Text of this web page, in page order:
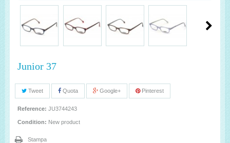
Junior 37
Tweet Quota Google+ Pinterest
Reference: JU3744243
Condition: New product
Stampa